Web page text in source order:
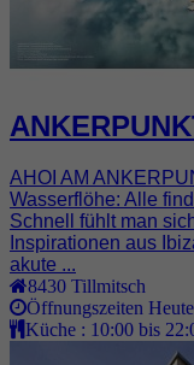
AHOI AM
Wasserflöhe: Alle
Schnell fühlt man
Inspirationen aus
akute ...
8430 Tillmitsch
Öffnungszeiten
Küche : 10:00 bis